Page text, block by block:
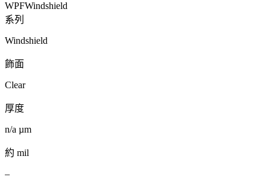
WPFWindshield
系列
Windshield
飾面
Clear
厚度
n/a µm
約 mil
–